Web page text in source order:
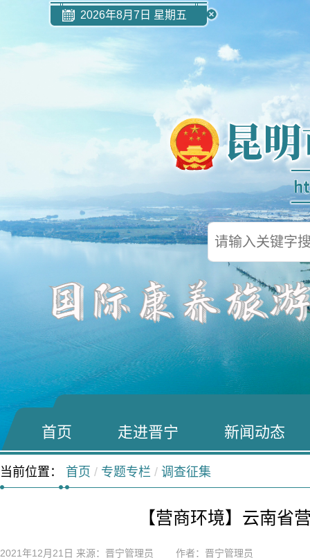
2026年8月7日 星期五
首页 走进晋宁 新闻动态
当前位置： 首页 / 专题专栏 / 调查征集
【营商环境】云南省
2021年12月21日 来源：晋宁管理员 作者：晋宁管理员